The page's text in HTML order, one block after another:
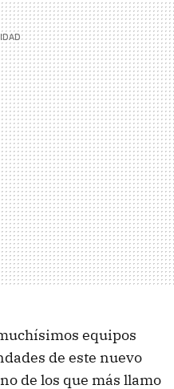
equipos
de este nuevo
de los que más llamo